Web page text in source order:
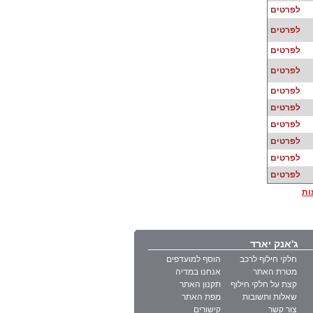
לפרטים
לפרטים
לפרטים
לפרטים
לפרטים
לפרטים
לפרטים
לפרטים
לפרטים
לפרטים
ג'אנק יארד
חלקי חילוף לרכב
מטרת האתר
קצת על חלקי חילוף
שאלות ותשובות
צור קשר
הוסף למועדפים
אנחנו במדיה
תקנון האתר
מפת האתר
קישורים